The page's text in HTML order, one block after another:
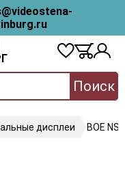
Поиск
дисплеи BOE